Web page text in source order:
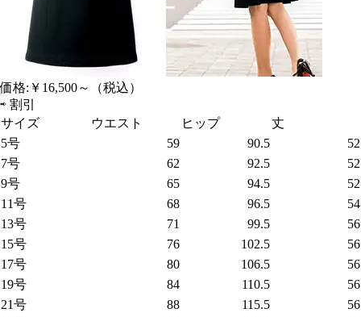
価格: ￥16,500～
（税込）
⇨ 割引
サイズ
ウエスト ヒップ
丈
5号
59 90.5
52
7号
62 92.5
52
9号
65 94.5
52
11号
68 96.5
54
13号
71 99.5
56
15号
76 102.5
56
17号
80 106.5
56
19号
84 110.5
56
21号
88 115.5
56